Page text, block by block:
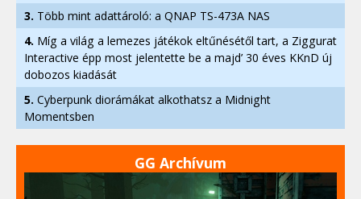
3. Több mint adattároló: a QNAP TS-473A NAS
4. Míg a világ a lemezes játékok eltűnésétől tart, a Ziggurat
Interactive épp most jelentette be a majd’ 30 éves KKnD új
dobozos kiadását
5. Cyberpunk diorámákat alkothatsz a Midnight
Momentsben
GG Archívum